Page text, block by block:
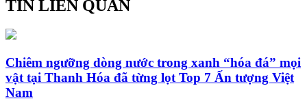
TIN LIÊN QUAN
Chiêm ngưỡng dòng nước trong xanh “hóa đá” mọi
vật tại Thanh Hóa đã từng lọt Top 7 Ấn tượng Việt
Nam